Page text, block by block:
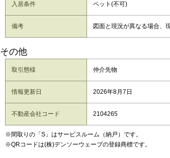
入居条件 ペット(不可)
備考 図面と現況が異なる場合、
その他
取引態様 仲介先物
情報更新日 2026年8月7日
不動産会社コード 2104265
※間取りの「S」はサービスルーム（納戸）です。
※QRコードは(株)デンソーウェーブの登録商標です。